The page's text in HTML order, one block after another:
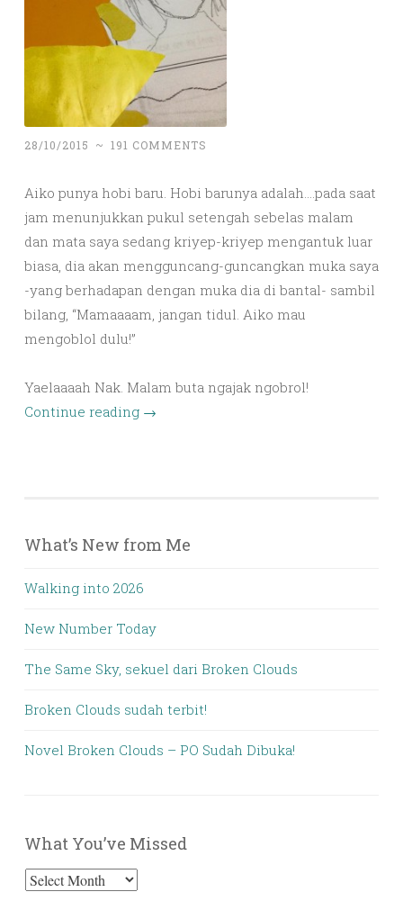
28/10/2015 ~ 191 COMMENTS
Aiko punya hobi baru. Hobi barunya adalah….pada saat
jam menunjukkan pukul setengah sebelas malam
dan mata saya sedang kriyep-kriyep mengantuk luar
biasa, dia akan mengguncang-guncangkan muka saya
-yang berhadapan dengan muka dia di bantal- sambil
bilang, “Mamaaaam, jangan tidul. Aiko mau
mengoblol dulu!”
Yaelaaaah Nak. Malam buta ngajak ngobrol!
Continue reading →
What’s New from Me
Walking into 2026
New Number Today
The Same Sky, sekuel dari Broken Clouds
Broken Clouds sudah terbit!
Novel Broken Clouds – PO Sudah Dibuka!
What You’ve Missed
What